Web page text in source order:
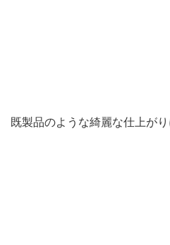
既製品のような綺麗な仕上がり